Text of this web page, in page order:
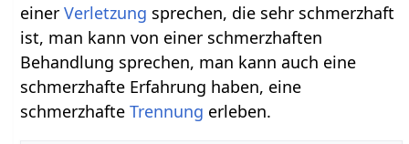
einerVerletzung sprechen, die sehr schmerzhaft
ist, man kann von einer schmerzhaften
Behandlung sprechen, man kann auch eine
schmerzhafte Erfahrung haben, eine
schmerzhafteTrennung erleben.